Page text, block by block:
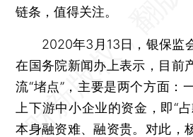
链条，值得关注。
2020年3月13日，银保监
在国务院新闻办上表示，目前
流“堵点”，主要是两个方面：
上下游中小企业的资金，即“
本身融资难、融资贵。对此，